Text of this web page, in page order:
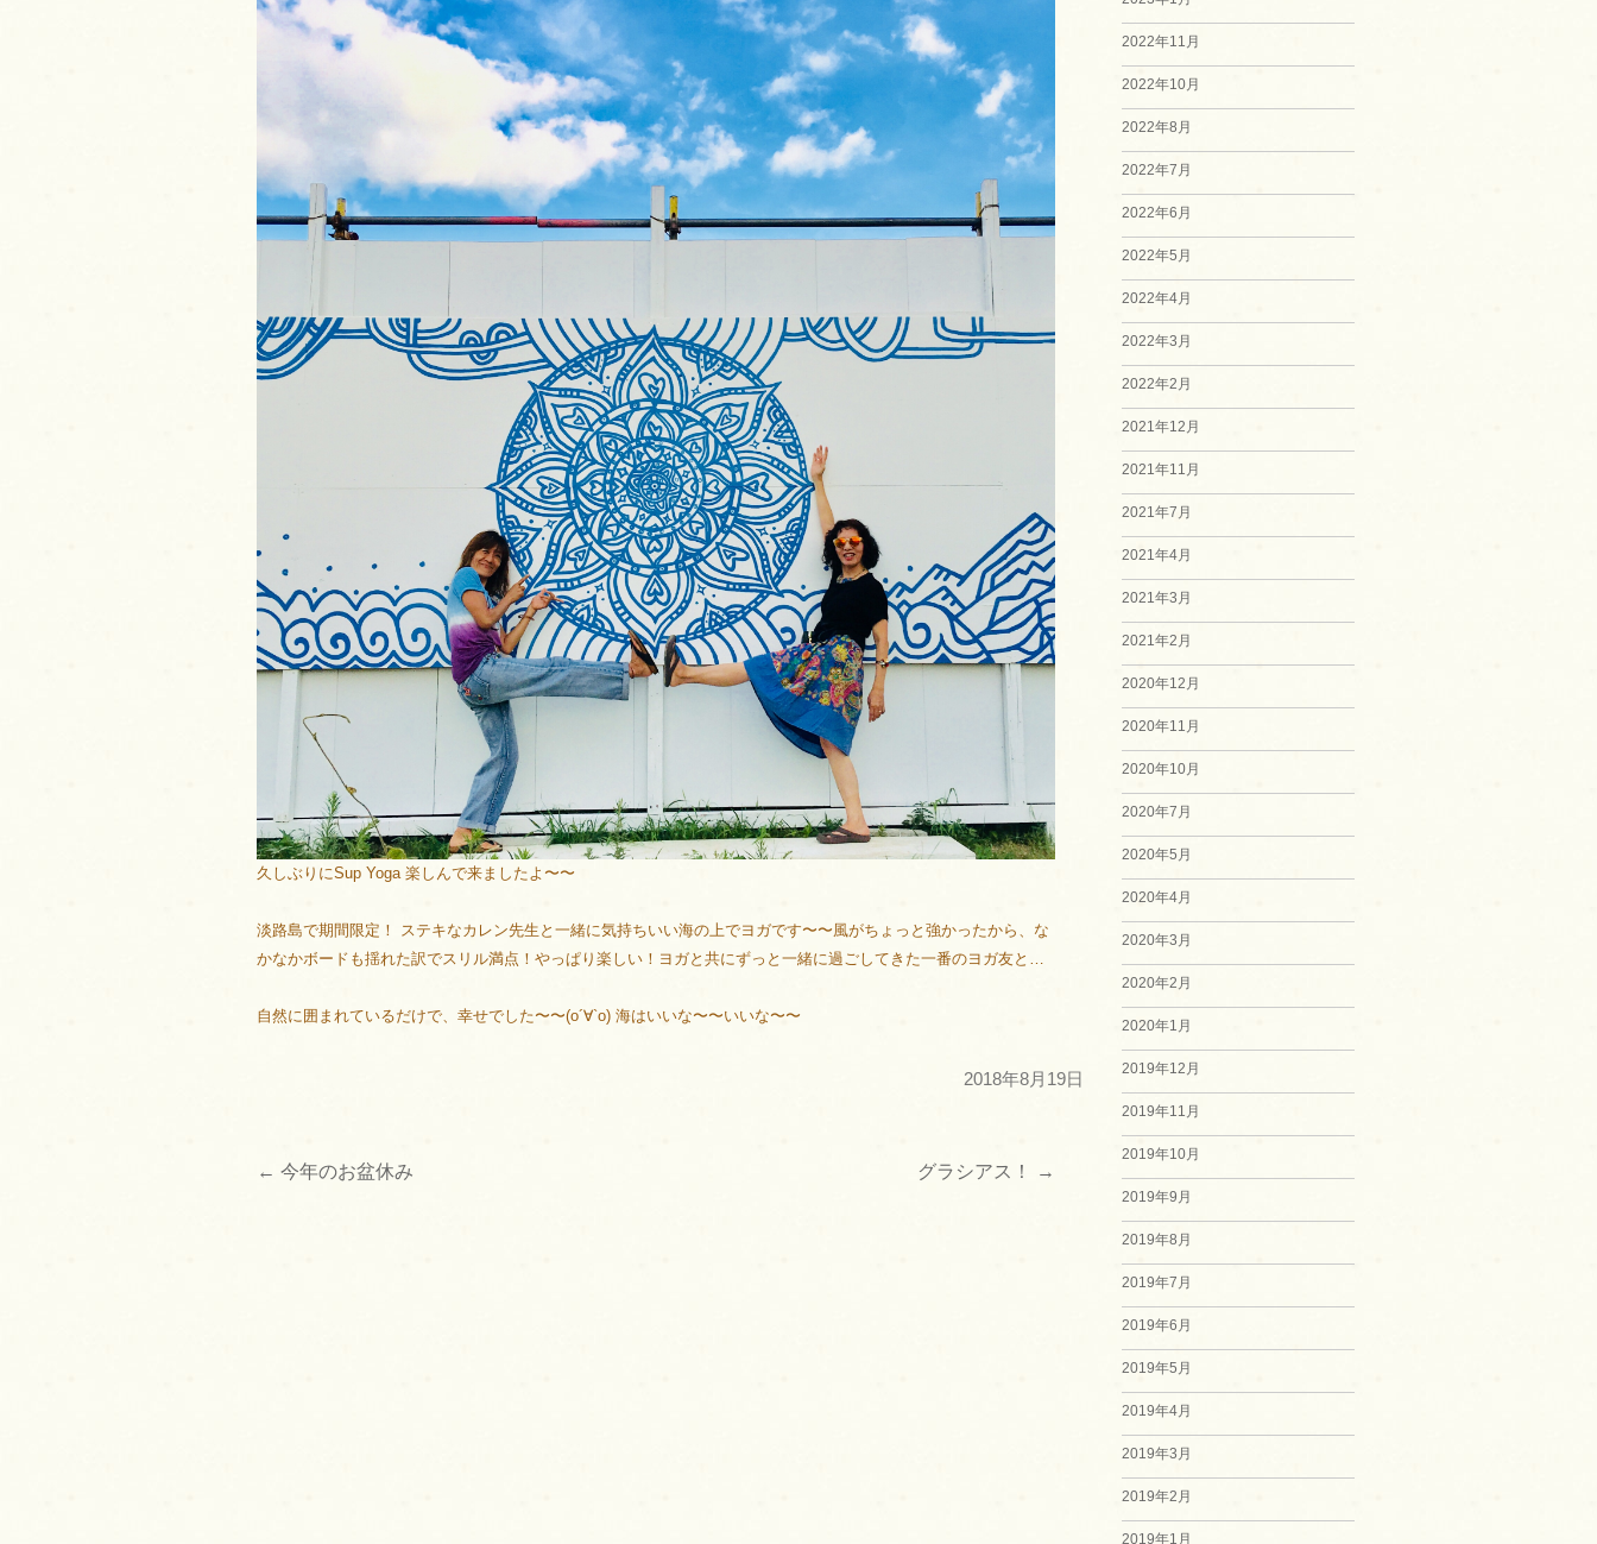
久しぶりにSup Yoga 楽しんで来ましたよ〜〜
淡路島で期間限定！ ステキなカレン先生と一緒に気持ちいい海の上でヨガです〜〜風がちょっと強かったから、な
かなかボードも揺れた訳でスリル満点！やっぱり楽しい！ヨガと共にずっと一緒に過ごしてきた一番のヨガ友と…
自然に囲まれているだけで、幸せでした〜〜(о´∀`о) 海はいいな〜〜いいな〜〜
2018年8月19日
投
← 今年のお盆休み グラシアス！ →
2022年11月
2022年10月
2022年8月
2022年7月
2022年6月
2022年5月
2022年4月
2022年3月
2022年2月
2021年12月
2021年11月
2021年7月
2021年4月
2021年3月
2021年2月
2020年12月
2020年11月
2020年10月
2020年7月
2020年5月
2020年4月
2020年3月
2020年2月
2020年1月
2019年12月
2019年11月
2019年10月
2019年9月
2019年8月
2019年7月
2019年6月
2019年5月
2019年4月
2019年3月
2019年2月
2019年1月